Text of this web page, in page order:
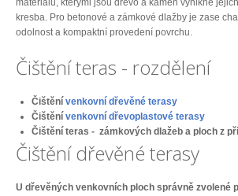
materiálů, kterými jsou dřevo a kámen vynikne
kresba. Pro betonové a zámkové dlažby je zase
odolnost a kompaktní provedení povrchu.
Čištění teras - rozdělení
Čištění venkovní dřevěné terasy
Čištění venkovní dřevoplastové terasy
Čištění teras - zámkových dlažeb a ploch z
Čištění dřevěné terasy
U dřevěných venkovních ploch správně zvolené